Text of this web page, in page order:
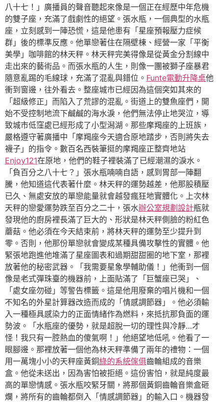
八十七！」廣播員的聲音聽起來像是一個正在經歷中年危機
的雙子座，充滿了戲劇性的絕望。張水瓶，一個典型的水瓶
座，立刻感到一陣恐慌，這是他患有「星座預報壓力症候
群」後的標準反應。他單戀著住在隔壁棟、經營一家「平衡
美學」咖啡館的林天秤。林天秤完美得像是從黃金分割線中
走出來的藝術品。而張水瓶的人生，則像一團被獅子座暴君
隨意亂踢的毛線球，充滿了混亂與錯位。 Funte電動升降桌他
衝到窗邊，往外看去。整座城市已經因為這個突如其來的
「超級修正」而陷入了荒謬的混亂。街道上的雙魚座們，開
始不受控制地流下鹹鹹的海水淚，他們無法停止地哭泣，導
致城市低窪處已經形成了小型潟湖。那些摩羯座的上班族，
嚴格遵守著廣播中「摩羯座今天適合原地踏步，否則將失去
襪子」的指令。數百名西裝筆挺的摩羯座正整齊地站
Enjoy121在原地，他們的鞋子裡裝滿了已經潮濕的淚水。
「負百分之八十七？」張水瓶喃喃自語，感到胃部一陣翻
騰，他知道這代表著什麼。林天秤的運勢越差，他那股積壓
已久、無處安放的單戀能量就會越發瘋狂地實體化。上次林
天秤的戀愛運勢跌至百分之二十，張水辦公室規劃設計瓶就
發現他的廚房裡長滿了巨大的、形狀是林天秤側臉的粉紅色
蘑菇。他必須在今天結束前，將林天秤的運勢至少提升到
零。否則，他那份單戀就會變成某種具備攻擊性的實體。他
緊張地跑進他堆滿了星座圖表和過期甜甜圈的地下室，那裡
放著他的秘密武器。「我需要星象學輔助儀！」他衝到一個
像是老式彈珠臺的機器前，上面貼滿了「巨蟹座已哭」、
「處女座勿碰」等警告標籤。這是他用廢棄的唱片機和一個
不知名的外星計算器改造而成的「情感調節器」。他必須輸
入一種極具感染力的正面情緒作為燃料，來抵抗那負面的運
勢波。「水瓶座的優勢，就是超脫一切的理性與冷靜…才
怪！我只有一腔熱血的傻氣啊！」他絕望地低吼。他看了一
眼腳邊。那裡放著一個他為林天秤準備了兩年的禮物：一個
用一萬塊小小的天秤座黃銅綠的系統傢俱齒輪組成的音樂
盒。他從未送出，因為害怕被拒絕。這份害怕，就是純度最
高的單戀情感。張水瓶咬緊牙關，將那個黃銅齒輪音樂盒砸
爛，將所有的齒輪都倒入「情感調節器」的輸入口。機器發